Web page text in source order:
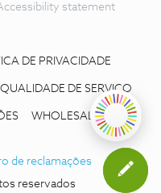
statement
DE PRIVACIDADE
QUALIDADE DE SERVIÇO
WHOLESALE
reservados